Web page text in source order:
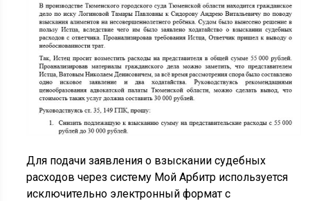
Для подачи заявления о взыскании судебных
расходов через систему Мой Арбитр используется
исключительно электронный формат с